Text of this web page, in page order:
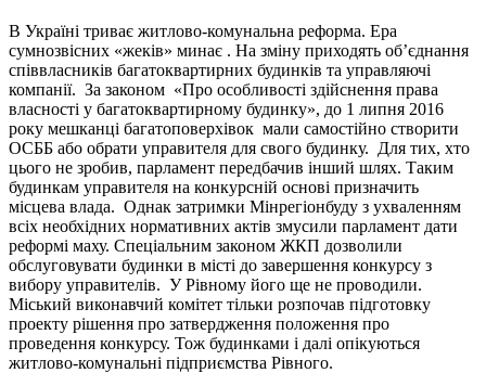
В Україні триває житлово-комунальна реформа. Ера
сумнозвісних «жеків» минає . На зміну приходять об’єднання
співвласників багатоквартирних будинків та управляючі
компанії. За законом «Про особливості здійснення права
власності у багатоквартирному будинку», до 1 липня 2016
року мешканці багатоповерхівок мали самостійно створити
ОСББ або обрати управителя для свого будинку. Для тих, хто
цього не зробив, парламент передбачив інший шлях. Таким
будинкам управителя на конкурсній основі призначить
місцева влада. Однак затримки Мінрегіонбуду з ухваленням
всіх необхідних нормативних актів змусили парламент дати
реформі маху. Спеціальним законом ЖКП дозволили
обслуговувати будинки в місті до завершення конкурсу з
вибору управителів. У Рівному його ще не проводили.
Міський виконавчий комітет тільки розпочав підготовку
проекту рішення про затвердження положення про
проведення конкурсу. Тож будинками і далі опікуються
житлово-комунальні підприємства Рівного.